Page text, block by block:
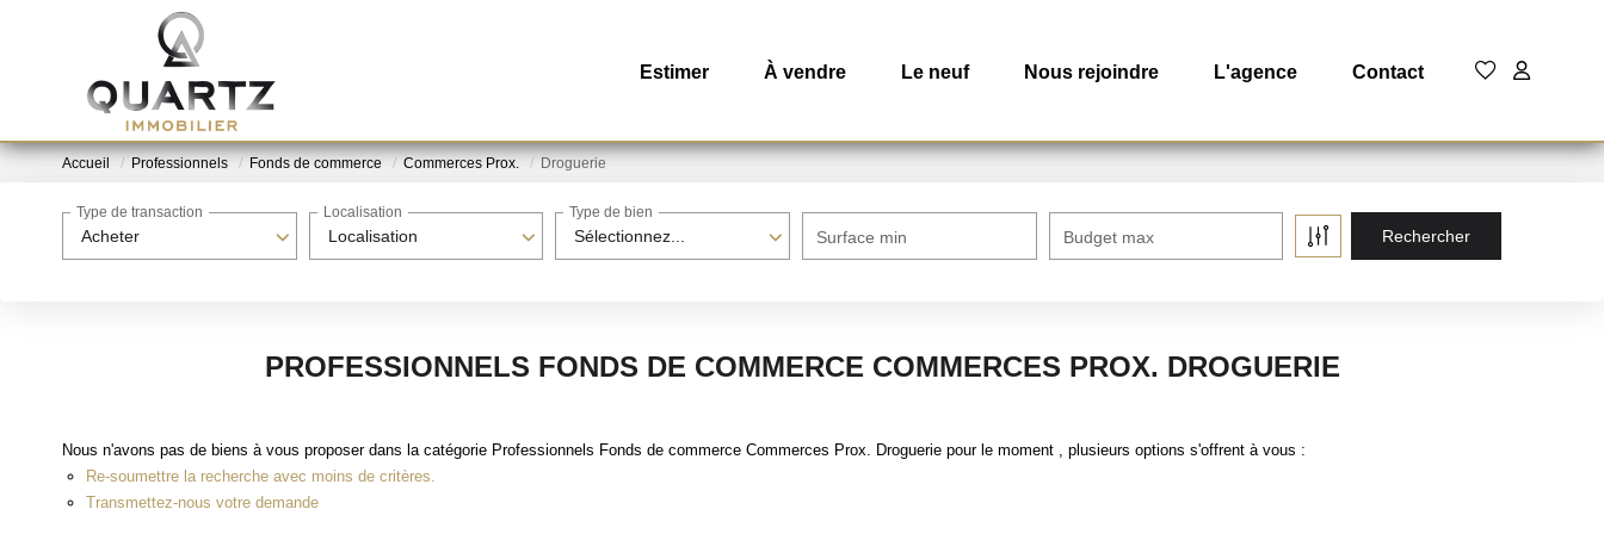
Estimer À vendre Le neuf Nous rejoindre L'agence Contact
Accueil Professionnels Fonds de commerce Commerces Prox. Droguerie
Acheter
Type de transaction
Localisation
Localisation
Sélectionnez...
Type de bien
Surface min Budget max
PROFESSIONNELS FONDS DE COMMERCE COMMERCES PROX. DROGUERIE
Nous n'avons pas de biens à vous proposer dans la catégorie Professionnels Fonds de commerce Commerces Prox. Droguerie pour le moment , plusieurs options s'offrent à vous :
Re-soumettre la recherche avec moins de critères.
Transmettez-nous votre demande